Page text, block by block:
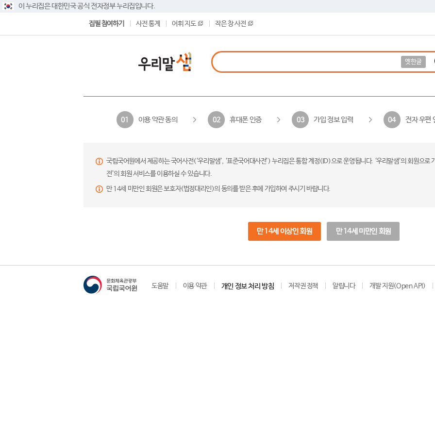
이 누리집은 대한민국 공식 전자정부 누리집입니다.
집필 참여하기 사전 통계 어휘 지도 작은 창 사전
옛한글
01 이용 약관 동의 02 휴대폰 인증 03 가입 정보 입력 04 전자 우편
국립국어원에서 제공하는 국어사전(‘우리말샘’, ‘표준국어대사전’) 누리집은 통합 계정(ID)으로 운영됩니다. ‘우리말샘’의 회원으
전’의 회원 서비스를 이용하실 수 있습니다.
만 14세 미만인 회원은 보호자(법정대리인)의 동의를 받은 후에 가입하여 주시기 바랍니다.
만 14세 이상인 회원 만 14세 미만인 회원
도움말 이용 약관 개인 정보 처리 방침 저작권 정책 알립니다 개발 지원(Open API)